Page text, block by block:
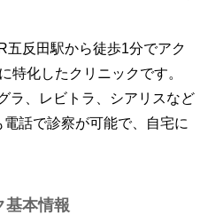
五反田駅から徒歩1分でアク
特化したクリニックです。
ラ、レビトラ、シアリスなど
話で診察が可能で、自宅に
基本情報